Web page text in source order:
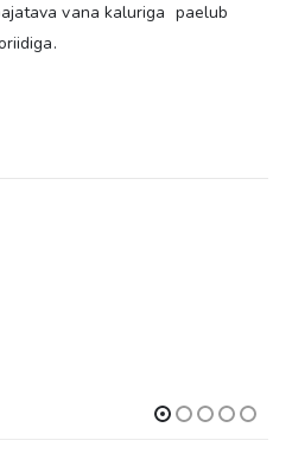
vana kaluriga paelub